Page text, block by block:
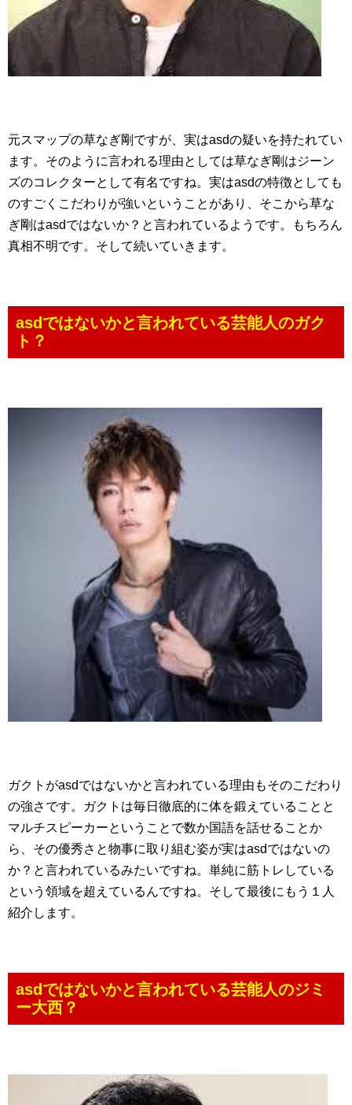
元スマップの草なぎ剛ですが、実はasdの疑いを持たれてい
ます。そのように言われる理由としては草なぎ剛はジーン
ズのコレクターとして有名ですね。実はasdの特徴としても
のすごくこだわりが強いということがあり、そこから草な
ぎ剛はasdではないか？と言われているようです。もちろん
真相不明です。そして続いていきます。
asdではないかと言われている芸能人のガク
ト？
ガクトがasdではないかと言われている理由もそのこだわり
の強さです。ガクトは毎日徹底的に体を鍛えていることと
マルチスピーカーということで数か国語を話せることか
ら、その優秀さと物事に取り組む姿が実はasdではないの
か？と言われているみたいですね。単純に筋トレしている
という領域を超えているんですね。そして最後にもう１人
紹介します。
asdではないかと言われている芸能人のジミ
ー大西？